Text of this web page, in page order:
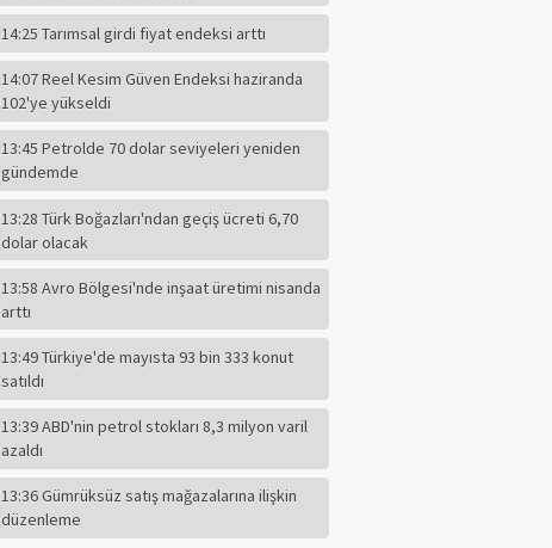
14:25 Tarımsal girdi fiyat endeksi arttı
14:07 Reel Kesim Güven Endeksi haziranda
102'ye yükseldi
13:45 Petrolde 70 dolar seviyeleri yeniden
gündemde
13:28 Türk Boğazları'ndan geçiş ücreti 6,70
dolar olacak
13:58 Avro Bölgesi'nde inşaat üretimi nisanda
arttı
13:49 Türkiye'de mayısta 93 bin 333 konut
satıldı
13:39 ABD'nin petrol stokları 8,3 milyon varil
azaldı
13:36 Gümrüksüz satış mağazalarına ilişkin
düzenleme
F.ALPER GÜLTEPE
CHP'li Başkanın
Dilindeki Kin,
Hafızadaki Gerçeği
Silemez